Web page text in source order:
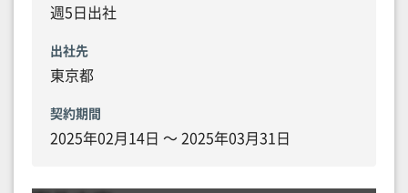
週5日出社
出社先
東京都
契約期間
2025年02月14日 〜 2025年03月31日